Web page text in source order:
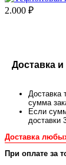
2.000 ₽
Доставка
Доставка
сумма
Если
доставки
Доставка
При оплате за